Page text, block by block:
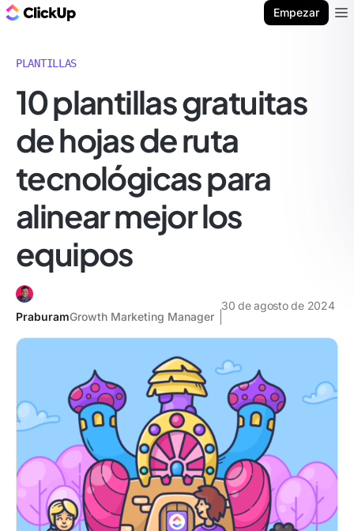
Empezar
PLANTILLAS
10 plantillas gratuitas
de hojas de ruta
tecnológicas para
alinear mejor los
equipos
PraburamGrowth Marketing Manager
30 de agosto de 2024